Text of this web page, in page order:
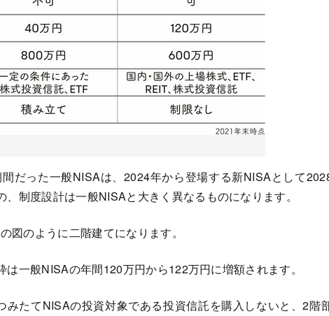
だった一般NISAは、2024年から登場する新NISAとして
制度設計は一般NISAと大きく異なるものになります。
のように二階建てになります。
一般NISAの年間120万円から122万円に増額されます。
たてNISAの投資対象である投資信託を購入しないと、2階